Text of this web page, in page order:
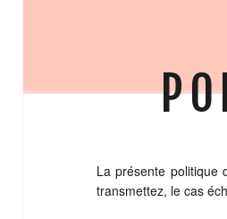
La présente politique
transmettez, le cas